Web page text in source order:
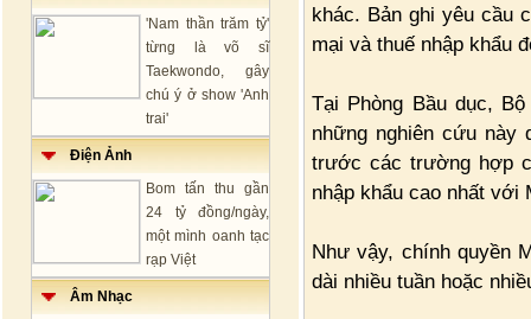
'Nam thần trăm tỷ'
từng là võ sĩ
Taekwondo, gây
chú ý ở show 'Anh
trai'
Điện Ảnh
Bom tấn thu gần
24 tỷ đồng/ngày,
một mình oanh tạc
rạp Việt
Âm Nhạc
khác. Bản ghi yêu cầu
mại và thuế nhập khẩu
Tại Phòng Bầu dục,
những nghiên cứu
trước các trường hợp
nhập khẩu cao nhất với
Như vậy, chính quyền
dài nhiều tuần hoặc